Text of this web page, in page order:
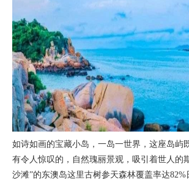
如诗如画的宝藏小岛，一岛一世界，这座岛屿
有令人惊叹的，自然瑰丽景观，吸引着世人
沙滩”的东澳岛这里古树参天森林覆盖率达